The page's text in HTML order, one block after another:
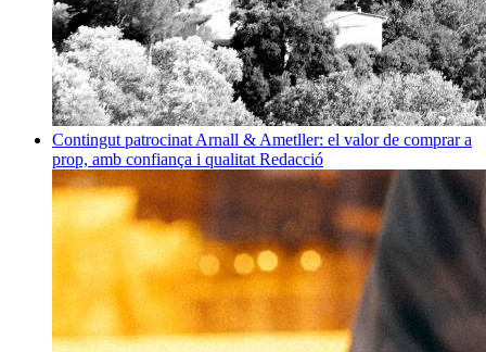
Contingut patrocinat Arnall & Ametller: el valor de comprar a
prop, amb confiança i qualitat Redacció